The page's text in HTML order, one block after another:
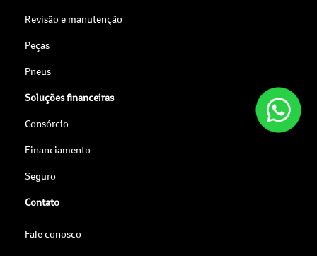
Revisão e manutenção
Peças
Pneus
Soluções financeiras
Consórcio
Financiamento
Seguro
Contato
Fale conosco